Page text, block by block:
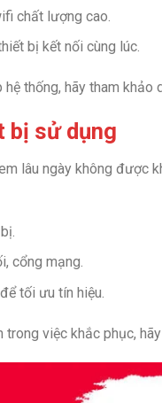
chất lượng cao.
bị kết nối cùng lúc.
hệ thống, hãy tham khảo
bị sử dụng
lâu ngày không được
cổng mạng.
tối ưu tín hiệu.
trong việc khắc phục,